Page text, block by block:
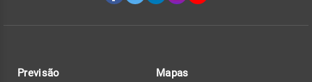
Previsão Mapas